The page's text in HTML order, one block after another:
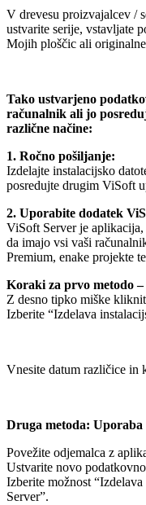
V drevesu proizvajalcev /
ustvarite serije, vstavljate
Mojih ploščic ali
Tako ustvarjeno
računalnik ali jo
različne načine:
1. Ročno pošiljanje:
Izdelajte instalacijsko
posredujte drugim ViSoft
2. Uporabite dodatek
ViSoft Server je
da imajo vsi vaši
Premium, enake projekte
Koraki za prvo metodo
Z desno tipko miške
Izberite “Izdelava
Vnesite datum različice in
Druga metoda:
Povežite odjemalca z
Ustvarite novo
Izberite možnost
Server”.